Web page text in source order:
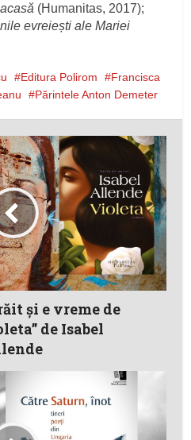
(Humanitas, 2017);
evreiești ale Mariei
Editura Polirom
Francisca
Părintele Anton Demeter
și e vreme de
de Isabel